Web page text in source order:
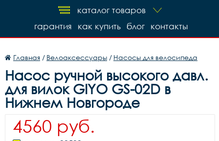
каталог товаров
контакты
блог
как купить
гарантия
Главная / Велоаксессуары / Насосы для велосипеда
Насос ручной высокого давл.
для вилок GIYO GS-02D в
Нижнем Новгороде
4560 руб.